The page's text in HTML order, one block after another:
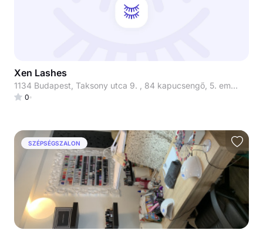
Xen Lashes
1134 Budapest, Taksony utca 9. , 84 kapucsengő, 5. emelet 510-es lakás
0
SZÉPSÉGSZALON